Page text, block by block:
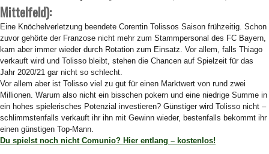
Mittelfeld):
Eine Knöchelverletzung beendete Corentin Tolissos Saison frühzeitig. Schon
zuvor gehörte der Franzose nicht mehr zum Stammpersonal des FC Bayern,
kam aber immer wieder durch Rotation zum Einsatz. Vor allem, falls Thiago
verkauft wird und Tolisso bleibt, stehen die Chancen auf Spielzeit für das
Jahr 2020/21 gar nicht so schlecht.
Vor allem aber ist Tolisso viel zu gut für einen Marktwert von rund zwei
Millionen. Warum also nicht ein bisschen pokern und eine niedrige Summe in
ein hohes spielerisches Potenzial investieren? Günstiger wird Tolisso nicht –
schlimmstenfalls verkauft ihr ihn mit Gewinn wieder, bestenfalls bekommt ihr
einen günstigen Top-Mann.
Du spielst noch nicht Comunio? Hier entlang – kostenlos!